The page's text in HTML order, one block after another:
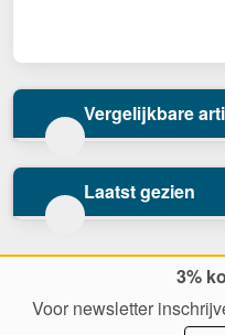
Vergelijkbare
Laatst gezien
3%
Voor newsletter